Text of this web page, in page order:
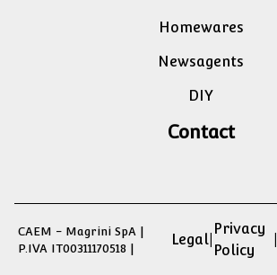
Homewares
Newsagents
DIY
Contact
CAEM - Magrini SpA |
P.IVA IT00311170518 |
Legal|
Privacy
Policy